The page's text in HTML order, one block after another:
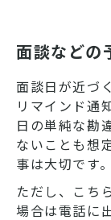
面談などの
面談日が近づ
リマインド通
日の単純な勘
ないことも想
事は大切です。
ただし、こち
場合は電話に